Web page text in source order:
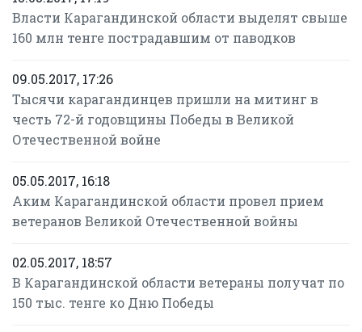
Власти Карагандинской области выделят свыше
160 млн тенге пострадавшим от паводков
09.05.2017, 17:26
Тысячи карагандинцев пришли на митинг в
честь 72-й годовщины Победы в Великой
Отечественной войне
05.05.2017, 16:18
Аким Карагандинской области провел прием
ветеранов Великой Отечественной войны
02.05.2017, 18:57
В Карагандинской области ветераны получат по
150 тыс. тенге ко Дню Победы